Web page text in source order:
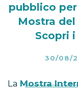
pubblico
Mostra del
Scopri
30/08/
La Mostra